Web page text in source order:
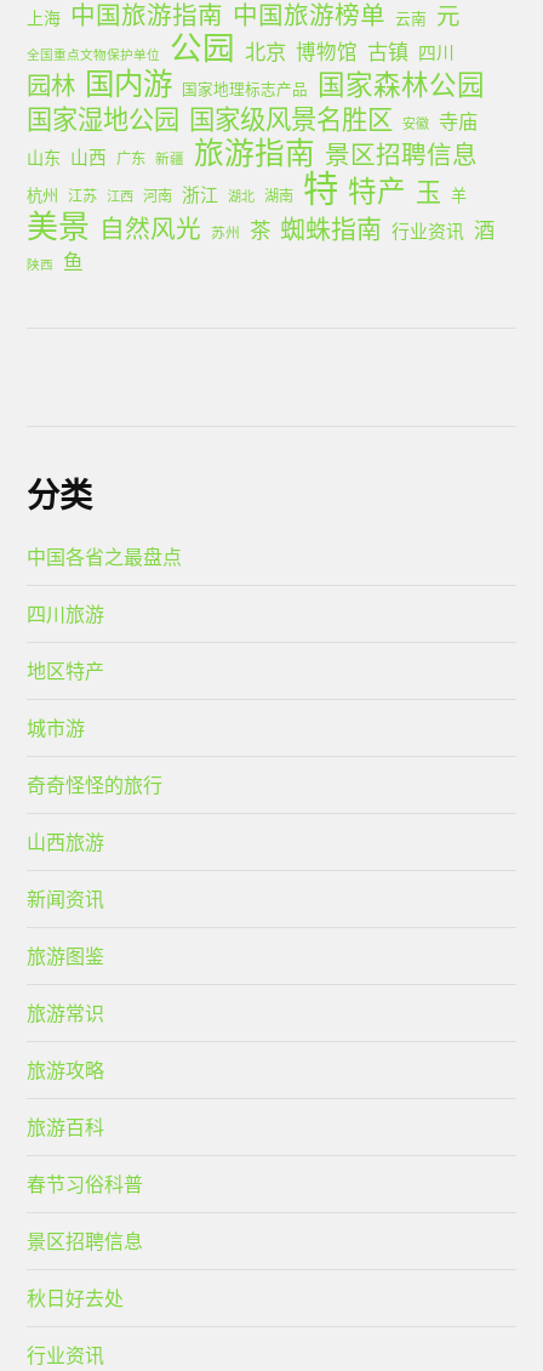
上海 中国旅游指南 中国旅游榜单 云南 元
全国重点文物保护单位 公园 北京 博物馆 古镇 四川
园林 国内游 国家地理标志产品 国家森林公园
国家湿地公园 国家级风景名胜区 安徽 寺庙
山东 山西 广东 新疆 旅游指南 景区招聘信息
杭州 江苏 江西 河南 浙江 湖北 湖南 特 特产 玉 羊
美景 自然风光 苏州 茶 蜘蛛指南 行业资讯 酒
陕西 鱼
分类
中国各省之最盘点
四川旅游
地区特产
城市游
奇奇怪怪的旅行
山西旅游
新闻资讯
旅游图鉴
旅游常识
旅游攻略
旅游百科
春节习俗科普
景区招聘信息
秋日好去处
行业资讯